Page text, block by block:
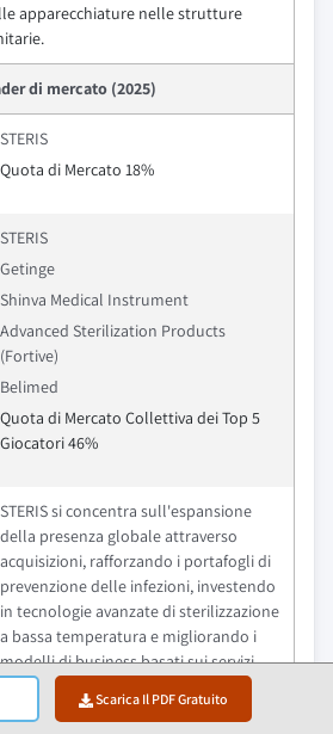
Scarica Il PDF Gratuito
apparecchiature nelle strutture
di mercato (2025)
STERIS
Quota di Mercato 18%
STERIS
Getinge
Shinva Medical Instrument
Advanced Sterilization Products
(Fortive)
Belimed
Quota di Mercato Collettiva dei Top 5
Giocatori 46%
STERIS si concentra sull'espansione
della presenza globale attraverso
acquisizioni, rafforzando i portafogli di
prevenzione delle infezioni, investendo
in tecnologie avanzate di sterilizzazione
a bassa temperatura e migliorando i
modelli di business basati sui servizi,
inclusi manutenzione, validazione e
soluzioni di supporto al ciclo di vita.